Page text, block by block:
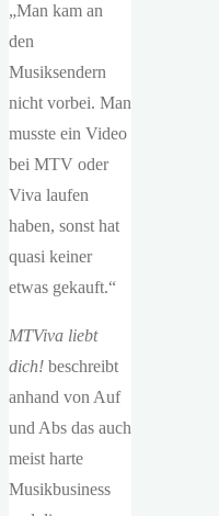
„Man kam an
den
Musiksendern
nicht vorbei. Man
musste ein Video
bei MTV oder
Viva laufen
haben, sonst hat
quasi keiner
etwas gekauft.“
MTViva liebt
dich! beschreibt
anhand von Auf
und Abs das auch
meist harte
Musikbusiness